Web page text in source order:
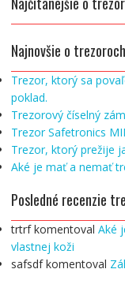
Najnovšie o trezoroch
Trezor, ktorý sa
poklad.
Trezorový číselný
Trezor Safetronics
Trezor, ktorý prežije
Aké je mať a nemať
Posledné recenzie
trtrfkomentoval Aké
vlastnej koži
safsdfkomentoval